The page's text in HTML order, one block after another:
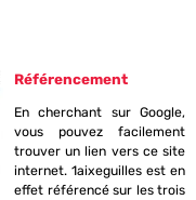
Référencement
En cherchant sur Google,
vous pouvez facilement
trouver un lien vers ce site
internet. 1aixeguilles est en
effet référencé sur les trois